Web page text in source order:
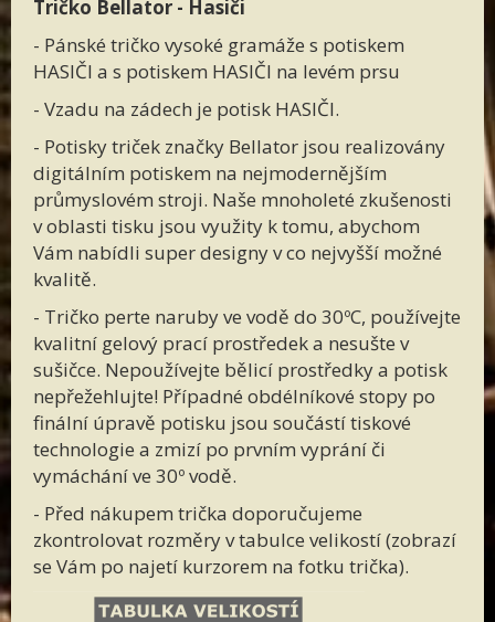
Tričko Bellator - Hasiči
- Pánské tričko vysoké gramáže s potiskem
HASIČI a s potiskem HASIČI na levém prsu
- Vzadu na zádech je potisk HASIČI.
- Potisky triček značky Bellator jsou realizovány
digitálním potiskem na nejmodernějším
průmyslovém stroji. Naše mnoholeté zkušenosti
v oblasti tisku jsou využity k tomu, abychom
Vám nabídli super designy v co nejvyšší možné
kvalitě.
- Tričko perte naruby ve vodě do 30ºC, používejte
kvalitní gelový prací prostředek a nesušte v
sušičce. Nepoužívejte bělicí prostředky a potisk
nepřežehlujte! Případné obdélníkové stopy po
finální úpravě potisku jsou součástí tiskové
technologie a zmizí po prvním vyprání či
vymáchání ve 30º vodě.
- Před nákupem trička doporučujeme
zkontrolovat rozměry v tabulce velikostí (zobrazí
se Vám po najetí kurzorem na fotku trička).